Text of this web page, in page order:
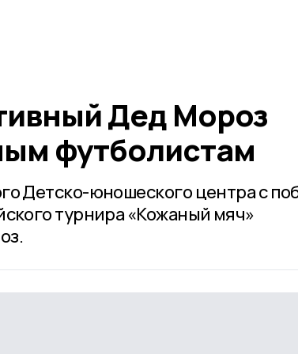
Дед Мороз
футболистам
Детско-юношеского центра с
турнира «Кожаный мяч»